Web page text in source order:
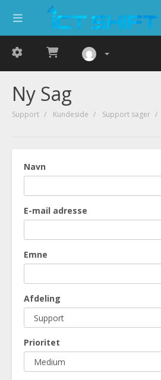
Ny Sag
Support Kundeside Support sager
Navn
E-mail adresse
Emne
Afdeling
Prioritet